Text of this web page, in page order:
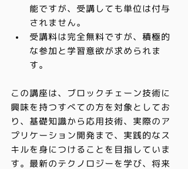
能ですが、受講しても単位は付与
されません。
受講料は完全無料ですが、積極的
な参加と学習意欲が求められま
す。
この講座は、ブロックチェーン技術に
興味を持つすべての方を対象としてお
り、基礎知識から応用技術、実際のア
プリケーション開発まで、実践的なス
キルを身につけることを目指していま
す。最新のテクノロジーを学び、将来